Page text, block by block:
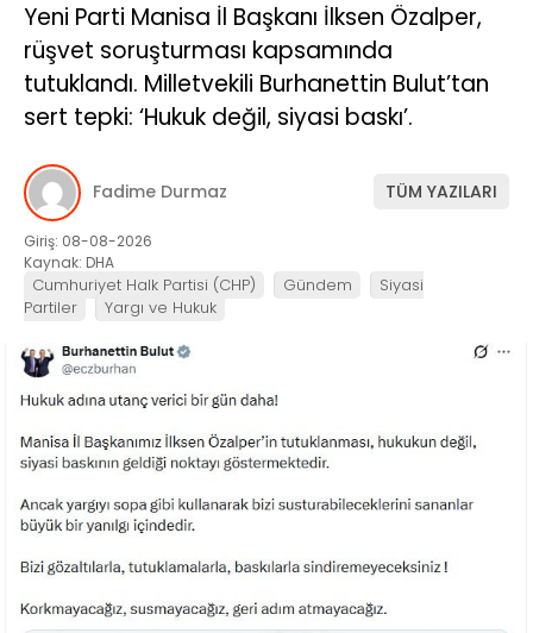
Yeni Parti Manisa İl Başkanı İlksen Özalper,
rüşvet soruşturması kapsamında
tutuklandı. Milletvekili Burhanettin Bulut’tan
sert tepki: ‘Hukuk değil, siyasi baskı’.
Fadime Durmaz TÜM YAZILARI
Giriş: 08-08-2026
Kaynak: DHA
Cumhuriyet Halk Partisi (CHP) Gündem
Siyasi
Partiler
Yargı ve Hukuk